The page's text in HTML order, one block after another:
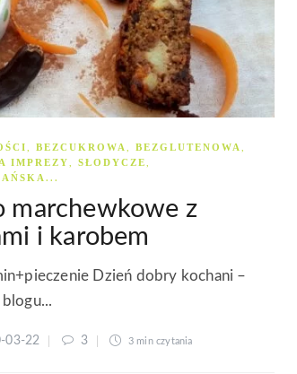
BEZCUKROWA BEZGLUTENOWA
IMPREZY SŁODYCZE
...
marchewkowe z
i karobem
Dzień dobry kochani –
03-22 3 3 minczytania